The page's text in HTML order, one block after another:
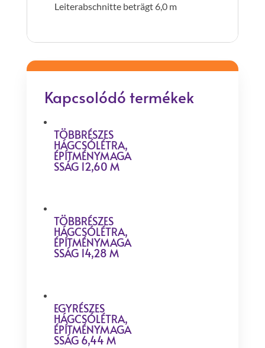
Leiterabschnitte beträgt 6,0 m
Kapcsolódó termékek
TÖBBRÉSZES
HÁGCSÓLÉTRA,
ÉPÍTMÉNYMAGA
SSÁG 12,60 M
TÖBBRÉSZES
HÁGCSÓLÉTRA,
ÉPÍTMÉNYMAGA
SSÁG 14,28 M
EGYRÉSZES
HÁGCSÓLÉTRA,
ÉPÍTMÉNYMAGA
SSÁG 6,44 M